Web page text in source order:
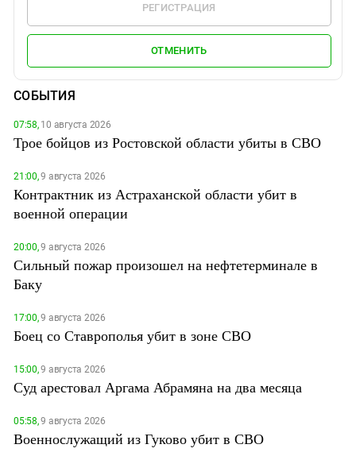
РЕГИСТРАЦИЯ
ОТМЕНИТЬ
СОБЫТИЯ
07:58,10 августа 2026
Трое бойцов из Ростовской области убиты в СВО
21:00,9 августа 2026
Контрактник из Астраханской области убит в
военной операции
20:00,9 августа 2026
Сильный пожар произошел на нефтетерминале в
Баку
17:00,9 августа 2026
Боец со Ставрополья убит в зоне СВО
15:00,9 августа 2026
Суд арестовал Аргама Абрамяна на два месяца
05:58,9 августа 2026
Военнослужащий из Гуково убит в СВО